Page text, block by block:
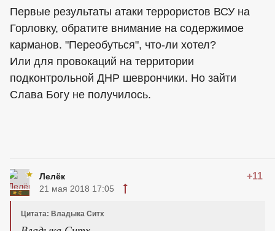
Первые результаты атаки террористов ВСУ на
Горловку, обратите внимание на содержимое
карманов. "Переобуться", что-ли хотел?
Или для провокаций на территории
подконтрольной ДНР шеврончики. Но зайти
Слава Богу не получилось.
Лелёк +11
21 мая 2018 17:05
Цитата: Владыка Ситх